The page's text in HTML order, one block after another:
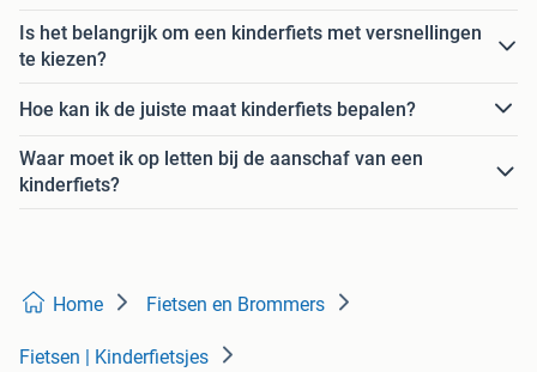
Is het belangrijk om een kinderfiets met versnellingen
te kiezen?
Hoe kan ik de juiste maat kinderfiets bepalen?
Waar moet ik op letten bij de aanschaf van een
kinderfiets?
Home Fietsen en Brommers
Fietsen | Kinderfietsjes